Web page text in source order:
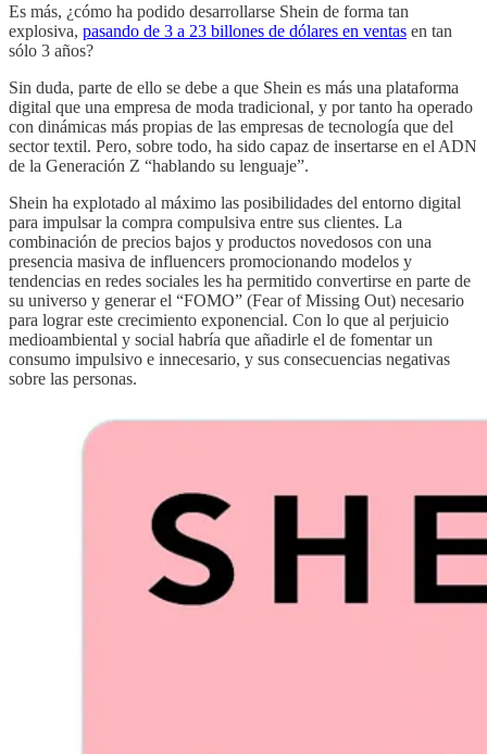
Es más, ¿cómo ha podido desarrollarse Shein de forma tan
explosiva, pasando de 3 a 23 billones de dólares en ventas en tan
sólo 3 años?
Sin duda, parte de ello se debe a que Shein es más una plataforma
digital que una empresa de moda tradicional, y por tanto ha operado
con dinámicas más propias de las empresas de tecnología que del
sector textil. Pero, sobre todo, ha sido capaz de insertarse en el ADN
de la Generación Z “hablando su lenguaje”.
Shein ha explotado al máximo las posibilidades del entorno digital
para impulsar la compra compulsiva entre sus clientes. La
combinación de precios bajos y productos novedosos con una
presencia masiva de influencers promocionando modelos y
tendencias en redes sociales les ha permitido convertirse en parte de
su universo y generar el “FOMO” (Fear of Missing Out) necesario
para lograr este crecimiento exponencial. Con lo que al perjuicio
medioambiental y social habría que añadirle el de fomentar un
consumo impulsivo e innecesario, y sus consecuencias negativas
sobre las personas.